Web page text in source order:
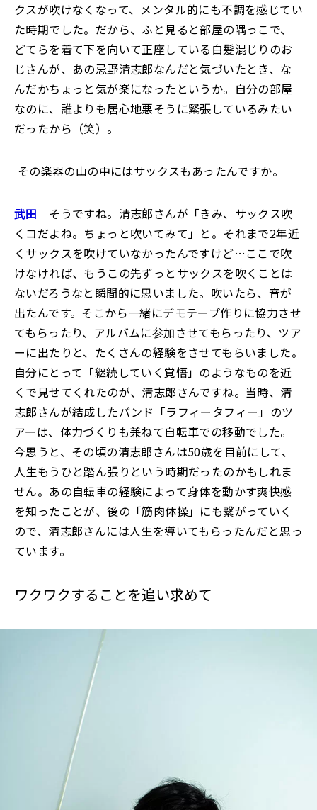
クスが吹けなくなって、メンタル的にも不調を感じてい
た時期でした。だから、ふと見ると部屋の隅っこで、
どてらを着て下を向いて正座している白髪混じりのお
じさんが、あの忌野清志郎なんだと気づいたとき、な
んだかちょっと気が楽になったというか。自分の部屋
なのに、誰よりも居心地悪そうに緊張しているみたい
だったから（笑）。
―― その楽器の山の中にはサックスもあったんですか。
武田 そうですね。清志郎さんが「きみ、サックス吹
くコだよね。ちょっと吹いてみて」と。それまで2年近
くサックスを吹けていなかったんですけど…ここで吹
けなければ、もうこの先ずっとサックスを吹くことは
ないだろうなと瞬間的に思いました。吹いたら、音が
出たんです。そこから一緒にデモテープ作りに協力させ
てもらったり、アルバムに参加させてもらったり、ツア
ーに出たりと、たくさんの経験をさせてもらいました。
自分にとって「継続していく覚悟」のようなものを近
くで見せてくれたのが、清志郎さんですね。当時、清
志郎さんが結成したバンド「ラフィータフィー」のツ
アーは、体力づくりも兼ねて自転車での移動でした。
今思うと、その頃の清志郎さんは50歳を目前にして、
人生もうひと踏ん張りという時期だったのかもしれま
せん。あの自転車の経験によって身体を動かす爽快感
を知ったことが、後の「筋肉体操」にも繋がっていく
ので、清志郎さんには人生を導いてもらったんだと思っ
ています。
ワクワクすることを追い求めて